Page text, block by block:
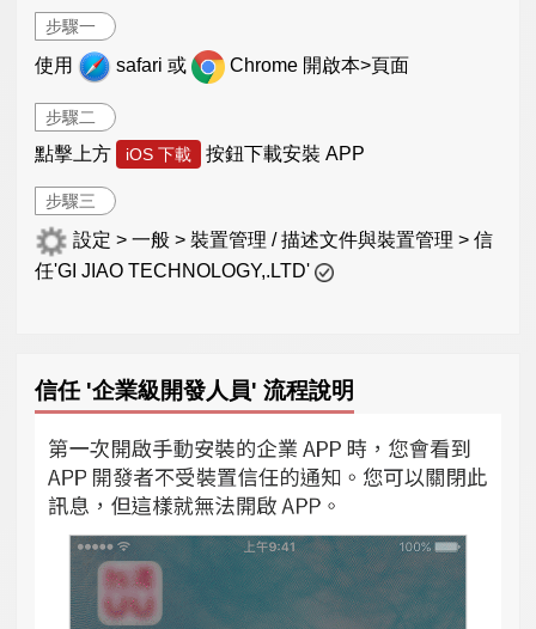
步驟一
使用 safari 或 Chrome 開啟本>頁面
步驟二
點擊上方 iOS 下載 按鈕下載安裝 APP
步驟三
設定 > 一般 > 裝置管理 / 描述文件與裝置管理 > 信
任'GI JIAO TECHNOLOGY,.LTD'
信任 '企業級開發人員' 流程說明